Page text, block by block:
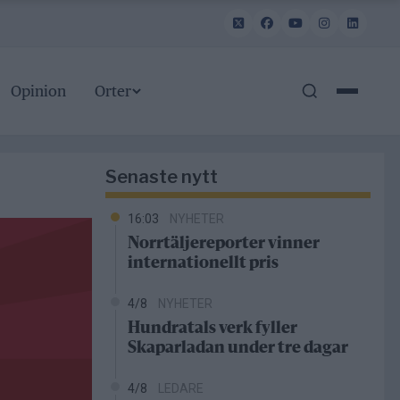
Opinion Orter
Senaste nytt
16:03 NYHETER
Norrtäljereporter vinner
internationellt pris
4/8 NYHETER
Hundratals verk fyller
Skaparladan under tre dagar
4/8 LEDARE